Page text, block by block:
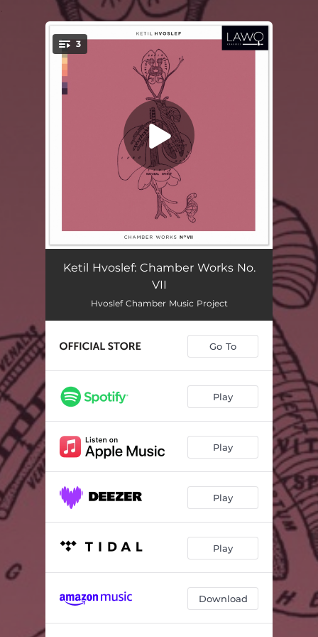
You're all set!
3
Trio for sopran, alt og klaver 14:17
Strykekvartett No. 3
Sekstett for fløyte og slagverk 18:21
Ketil Hvoslef: Chamber Works No.
VII
Hvoslef Chamber Music Project
Go To
Play
Play
Play
Play
Download